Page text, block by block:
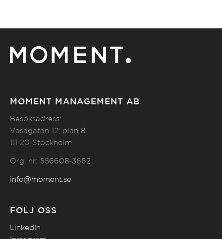
MOMENT MANAGEMENT AB
Besöksadress:
Vasagatan 12, plan 8
111 20 Stockholm
Org. nr: 556608-3662
info@moment.se
FÖLJ OSS
LinkedIn